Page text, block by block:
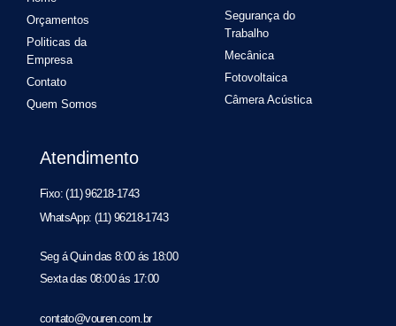
Orçamentos
Politicas da
Empresa
Contato
Quem Somos
Segurança do
Trabalho
Mecânica
Fotovoltaica
Câmera Acústica
Atendimento
Fixo: (11) 96218-1743
WhatsApp: (11) 96218-1743
Seg á Quin das 8:00 ás 18:00
Sexta das 08:00 ás 17:00
contato@vouren.com.br